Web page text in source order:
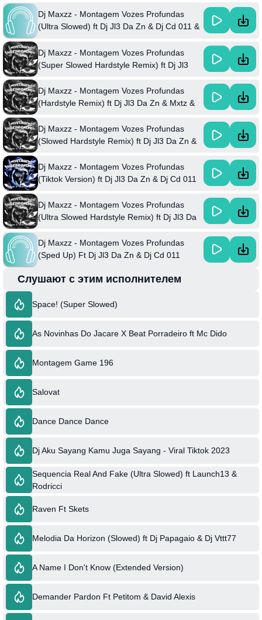
Dj Maxzz - Montagem Vozes Profundas
(Ultra Slowed) ft Dj Jl3 Da Zn & Dj Cd 011 &
Dj Maxzz - Montagem Vozes Profundas
(Super Slowed Hardstyle Remix) ft Dj Jl3
Dj Maxzz - Montagem Vozes Profundas
(Hardstyle Remix) ft Dj Jl3 Da Zn & Mxtz &
Dj Maxzz - Montagem Vozes Profundas
(Slowed Hardstyle Remix) ft Dj Jl3 Da Zn &
Dj Maxzz - Montagem Vozes Profundas
(Tiktok Version) ft Dj Jl3 Da Zn & Dj Cd 011
Dj Maxzz - Montagem Vozes Profundas
(Ultra Slowed Hardstyle Remix) ft Dj Jl3 Da
Dj Maxzz - Montagem Vozes Profundas
(Sped Up) Ft Dj Jl3 Da Zn & Dj Cd 011
Слушают с этим исполнителем
Space! (Super Slowed)
As Novinhas Do Jacare X Beat Porradeiro ft Mc Dido
Montagem Game 196
Salovat
Dance Dance Dance
Dj Aku Sayang Kamu Juga Sayang - Viral Tiktok 2023
Sequencia Real And Fake (Ultra Slowed) ft Launch13 &
Rodricci
Raven Ft Skets
Melodia Da Horizon (Slowed) ft Dj Papagaio & Dj Vttt77
A Name I Don't Know (Extended Version)
Demander Pardon Ft Petitom & David Alexis